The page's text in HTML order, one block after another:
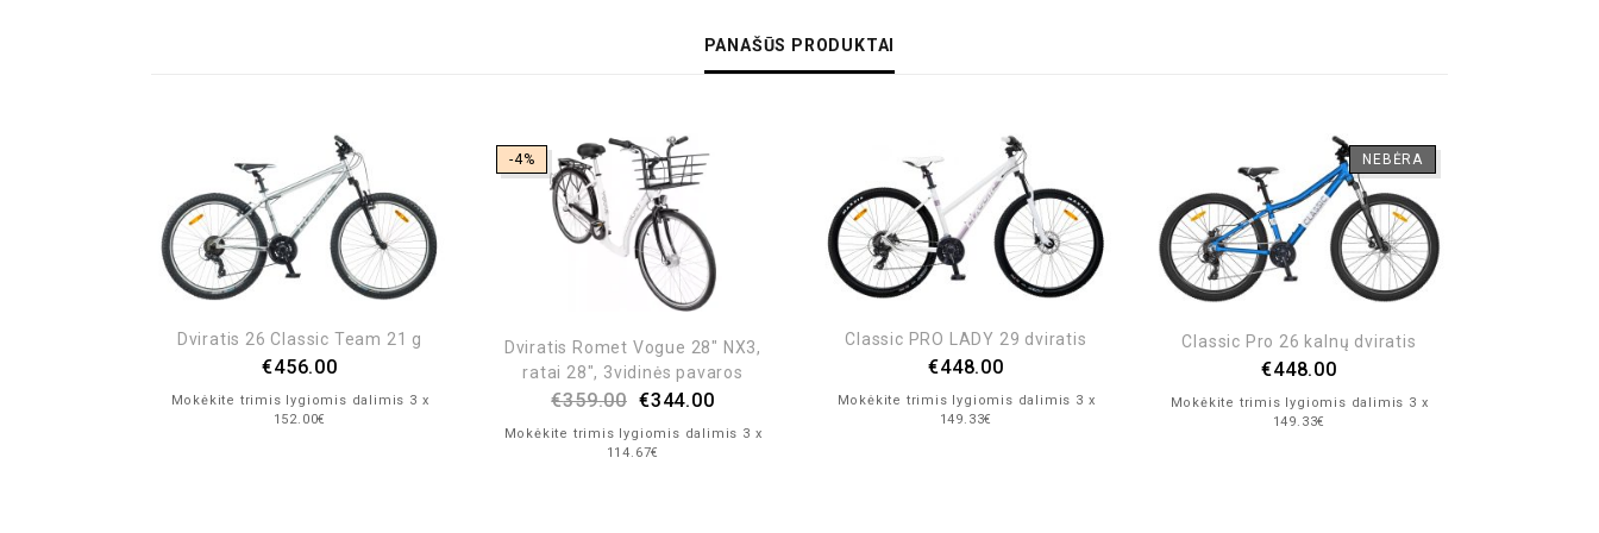
PANAŠŪS PRODUKTAI
Dviratis 26 Classic Team 21 g
€456.00
Mokėkite trimis lygiomis dalimis 3 x
152.00€
-4%
Dviratis Romet Vogue 28″ NX3,
ratai 28″, 3vidinės pavaros
€359.00 €344.00
Mokėkite trimis lygiomis dalimis 3 x
114.67€
Classic PRO LADY 29 dviratis
€448.00
Mokėkite trimis lygiomis dalimis 3 x
149.33€
NEBĖRA
Classic Pro 26 kalnų dviratis
€448.00
Mokėkite trimis lygiomis dalimis 3 x
149.33€